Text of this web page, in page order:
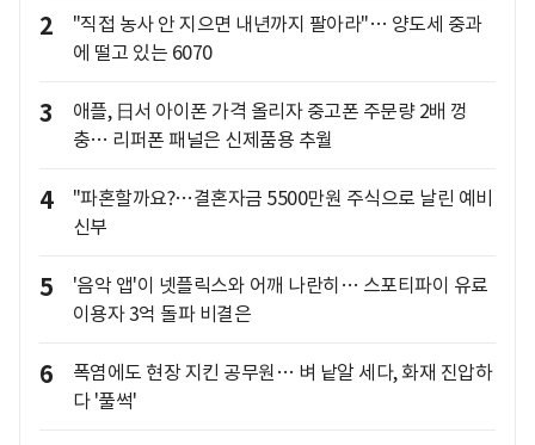
2
"직접 농사 안 지으면 내년까지 팔아라"… 양도세 중과
에 떨고 있는 6070
3
애플, 日서 아이폰 가격 올리자 중고폰 주문량 2배 껑
충… 리퍼폰 패널은 신제품용 추월
4
"파혼할까요?…결혼자금 5500만원 주식으로 날린 예비
신부
5
'음악 앱'이 넷플릭스와 어깨 나란히… 스포티파이 유료
이용자 3억 돌파 비결은
6
폭염에도 현장 지킨 공무원… 벼 낱알 세다, 화재 진압하
다 '풀썩'